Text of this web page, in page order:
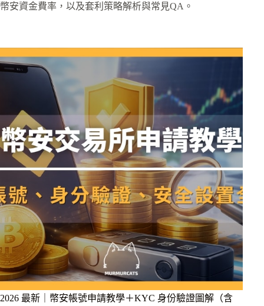
幣安資金費率，以及套利策略解析與常見QA。
2026 最新｜幣安帳號申請教學＋KYC 身份驗證圖解（含